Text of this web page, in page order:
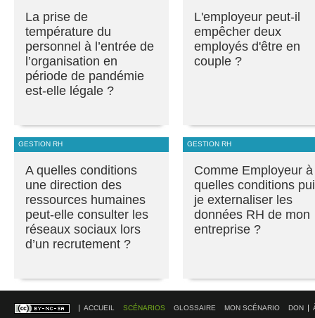
La prise de
température du
personnel à l’entrée de
l’organisation en
période de pandémie
est-elle légale ?
L'employeur peut-il
empêcher deux
employés d'être en
couple ?
GESTION RH
A quelles conditions
une direction des
ressources humaines
peut-elle consulter les
réseaux sociaux lors
d’un recrutement ?
GESTION RH
Comme Employeur à
quelles conditions
je externaliser les
données RH de mon
entreprise ?
ACCUEIL SCÉNARIOS GLOSSAIRE MON SCÉNARIO DON